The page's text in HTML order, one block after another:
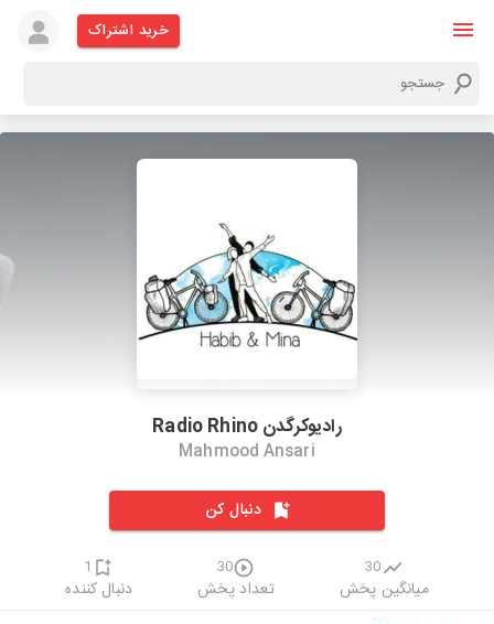
خرید اشتراک
رادیوکرگدن Radio Rhino
Mahmood Ansari
دنبال کن
30
میانگین پخش
30
تعداد پخش
1
دنبال کننده